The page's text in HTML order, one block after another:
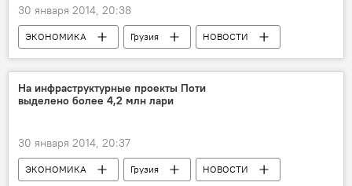
30 января 2014, 20:38
ЭКОНОМИКА Грузия НОВОСТИ
На инфраструктурные проекты Поти
выделено более 4,2 млн лари
30 января 2014, 20:37
ЭКОНОМИКА Грузия НОВОСТИ